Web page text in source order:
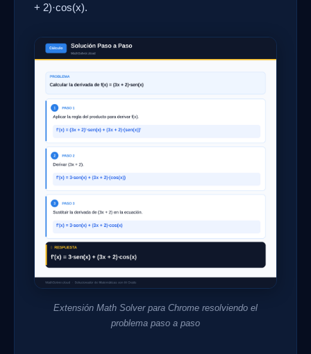
+ 2)·cos(x).
Extensión Math Solver para Chrome resolviendo el
problema paso a paso